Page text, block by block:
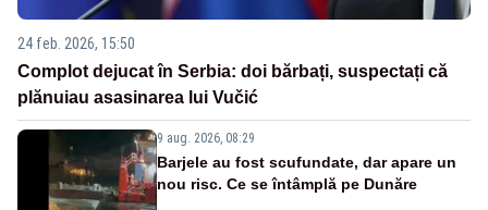
24 feb. 2026, 15:50
Complot dejucat în Serbia: doi bărbați, suspectați că
plănuiau asasinarea lui Vučić
9 aug. 2026, 08:29
Barjele au fost scufundate, dar apare un
nou risc. Ce se întâmplă pe Dunăre